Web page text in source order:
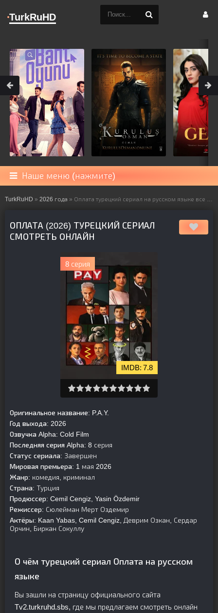
Наше меню (нажмите)
TurkRuHD » 2026 года » Оплата турецкий сериал на русском языке все серии смотреть онлайн бесплатно подряд
ОПЛАТА (2026) ТУРЕЦКИЙ СЕРИАЛ
СМОТРЕТЬ ОНЛАЙН
8 серия
7.8
Оригинальное название: P.A.Y.
Год выхода: 2026
Озвучка Alpha: Cold Film
Последняя серия Alpha: 8 серия
Статус сериала: Завершен
Мировая премьера: 1 мая 2026
Жанр: комедия, криминал
Страна: Турция
Продюссер: Cemil Cengiz, Yasin Özdemir
Режиссер: Сюлейман Мерт Оздемир
Актёры: Kaan Yabas, Cemil Cengiz, Деврим Озкан, Сердар
Орчин, Биркан Сокуллу
О чём турецкий сериал Оплата на русском
языке
Вы зашли на страницу официального сайта
Tv2.turkruhd.sbs, где мы предлагаем смотреть онлайн
TurkRuHD